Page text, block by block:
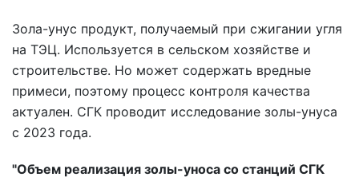
Зола-унус продукт, получаемый при сжигании угля
на ТЭЦ. Используется в сельском хозяйстве и
строительстве. Но может содержать вредные
примеси, поэтому процесс контроля качества
актуален. СГК проводит исследование золы-унуса
с 2023 года.
"Объем реализация золы-уноса со станций СГК